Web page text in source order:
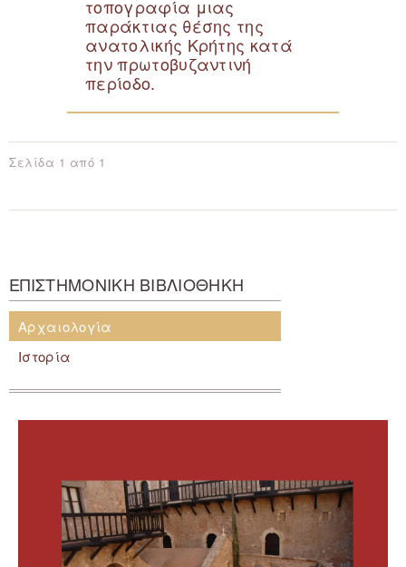
τοπογραφία μιας
παράκτιας θέσης της
ανατολικής Κρήτης κατά
την πρωτοβυζαντινή
περίοδο.
Σελίδα 1 από 1
ΕΠΙΣΤΗΜΟΝΙΚΗ ΒΙΒΛΙΟΘΗΚΗ
Αρχαιολογία
Ιστορία